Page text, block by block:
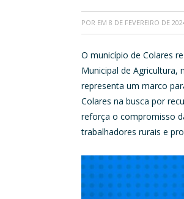
POR EM 8 DE FEVEREIRO DE
O município de Colares
Municipal de Agricultura,
representa um marco
Colares na busca por
reforça o compromisso
trabalhadores rurais e